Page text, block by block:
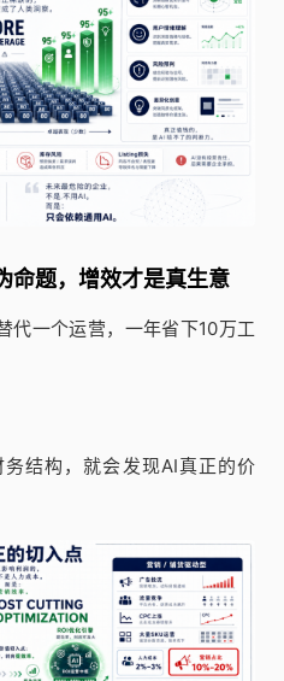
命题，增效才是真生意
代一个运营，一年省下10万工
结构，就会发现AI真正的价